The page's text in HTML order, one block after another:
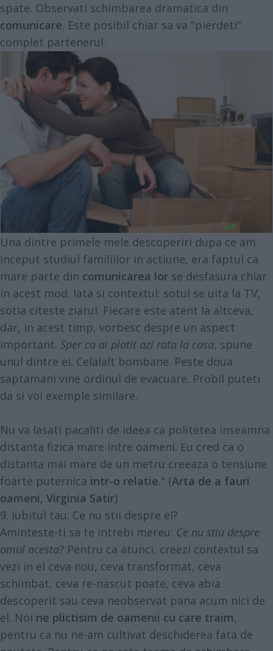
spate. Observati schimbarea dramatica din
comunicare. Este posibil chiar sa va "pierdeti"
complet partenerul.
Una dintre primele mele descoperiri dupa ce am
inceput studiul familiilor in actiune, era faptul ca
mare parte din comunicarea lor se desfasura chiar
in acest mod. Iata si contextul: sotul se uita la TV,
sotia citeste ziarul. Fiecare este atent la altceva,
dar, in acest timp, vorbesc despre un aspect
important. Sper ca ai platit azi rata la casa, spune
unul dintre ei. Celalalt bombane. Peste doua
saptamani vine ordinul de evacuare. Probil puteti
da si voi exemple similare.
Nu va lasati pacaliti de ideea ca politetea inseamna
distanta fizica mare intre oameni. Eu cred ca o
distanta mai mare de un metru creeaza o tensiune
foarte puternica intr-o relatie." (Arta de a fauri
oameni, Virginia Satir)
9. Iubitul tau: Ce nu stii despre el?
Aminteste-ti sa te intrebi mereu: Ce nu stiu despre
omul acesta? Pentru ca atunci, creezi contextul sa
vezi in el ceva nou, ceva transformat, ceva
schimbat, ceva re-nascut poate, ceva abia
descoperit sau ceva neobservat pana acum nici de
el. Noi ne plictisim de oamenii cu care traim,
pentru ca nu ne-am cultivat deschiderea fata de